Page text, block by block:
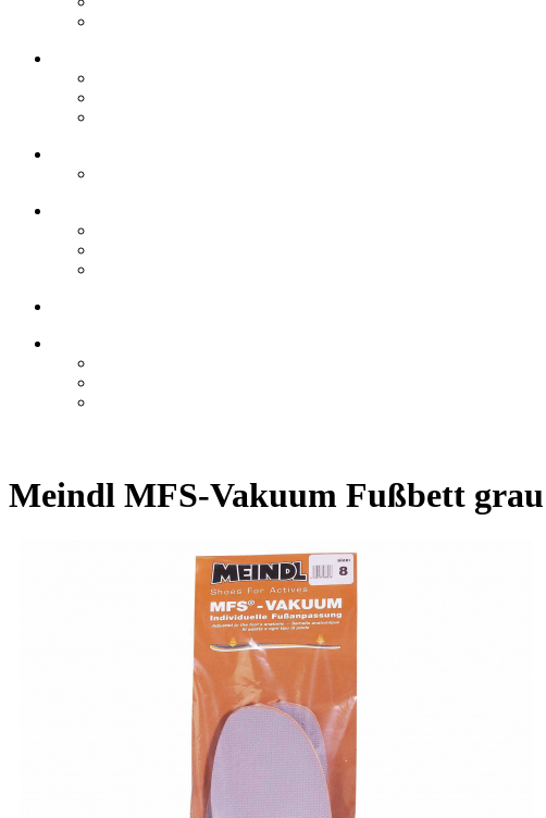
Meindl MFS-Vakuum Fußbett grau